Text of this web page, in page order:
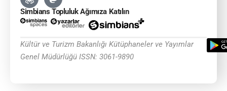
Simbians Topluluk Ağımıza Katılın
Kültür ve Turizm Bakanlığı Kütüphaneler ve Yayımlar
Genel Müdürlüğü ISSN: 3061-9890